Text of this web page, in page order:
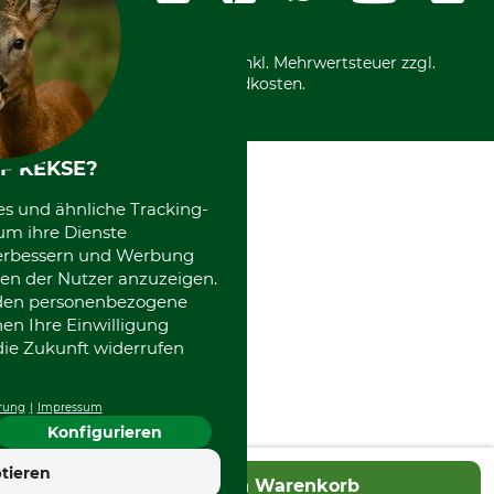
In den Warenkorb
Nachhaltigkeit
Entsorgung und Umwelt
Datenschutz Print
Über uns
Community
International
Kooperationen
Alle Preise in Euro und inkl. Mehrwertsteuer zzgl.
Versandkosten.
KEKSE?
und ähnliche Tracking-
ihre Dienste
und Werbung
der Nutzer anzuzeigen.
personenbezogene
Ihre Einwilligung
Zukunft widerrufen
Impressum
Konfigurieren